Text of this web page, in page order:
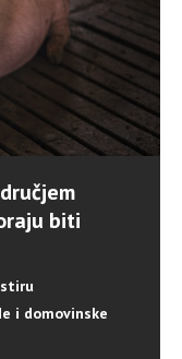
biti
i domovinske